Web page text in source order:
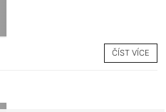
ČÍST VÍCE